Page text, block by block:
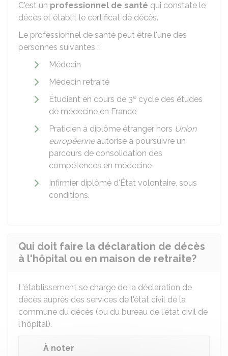
C'est un professionnel de santé qui constate le
décès et établit le certificat de décès.
Le professionnel de santé peut être l'une des
personnes suivantes :
Médecin
Médecin retraité
Étudiant en cours de 3e cycle des études
de médecine en France
Praticien à diplôme étranger hors Union
européenneautorisé à poursuivre un
parcours de consolidation des
compétences en médecine
Infirmier diplômé d'État volontaire, sous
conditions.
Qui doit faire la déclaration de décès
à l'hôpital ou en maison de retraite?
L'établissement se charge de la déclaration de
décès auprès des services de l'état civil de la
commune du décès (ou du bureau de l'état civil de
l'hôpital).
À noter